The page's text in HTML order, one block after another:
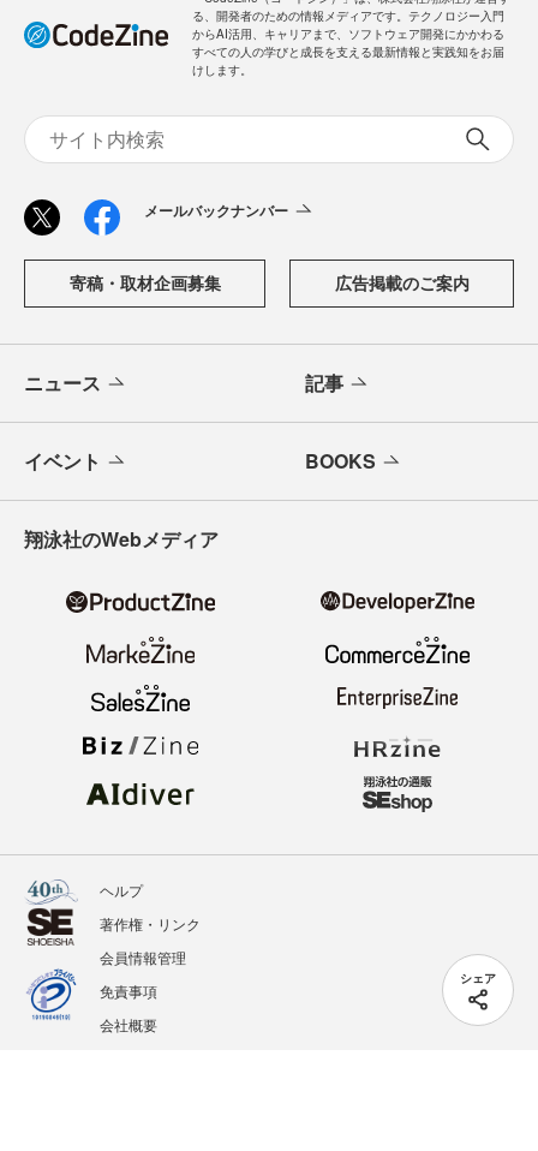
シェア
る、開発者のための情報メディアです。テクノロジー入門
からAI活用、キャリアまで、ソフトウェア開発にかかわる
すべての人の学びと成長を支える最新情報と実践知をお届
けします。
メールバックナンバー
寄稿・取材企画募集 広告掲載のご案内
ニュース 記事
イベント BOOKS
翔泳社のWebメディア
ヘルプ
著作権・リンク
会員情報管理
免責事項
会社概要